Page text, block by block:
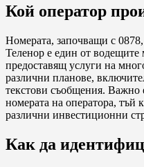
Кой оператор
Номерата, започващи с
Теленор е един от
предоставящ услуги на
различни планове,
текстови съобщения. Важно
номерата на оператора, тъй
различни инвестиционни
Как да